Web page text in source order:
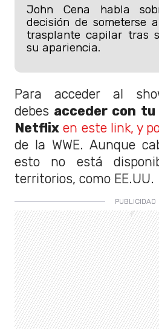
John Cena habla
decisión de someterse
trasplante capilar tras
su apariencia.
Para acceder al
debes acceder con
Netflix en este link, y
de la WWE. Aunque
esto no está
territorios, como EE.UU.